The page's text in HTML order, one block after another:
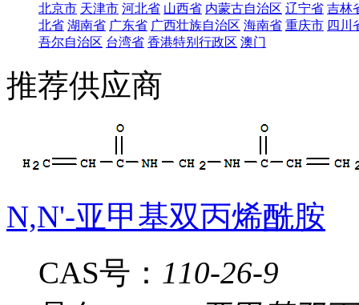
北京市 天津市 河北省 山西省 内蒙古自治区 辽宁省 吉林
北省 湖南省 广东省 广西壮族自治区 海南省 重庆市 四川
吾尔自治区 台湾省 香港特别行政区 澳门
推荐供应商
N,N'-亚甲基双丙烯酰胺
CAS号： 110-26-9